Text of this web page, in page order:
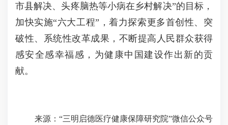
市县解决、头疼脑热等小病在乡村解决”的目标，
加快实施“六大工程” ，着力探索更多首创性、突
破性、系统性改革成果，不断提高人民群众获得
感安全感幸福感，为健康中国建设作出新的贡
献。
来源：“三明启德医疗健康保障研究院”微信公众号